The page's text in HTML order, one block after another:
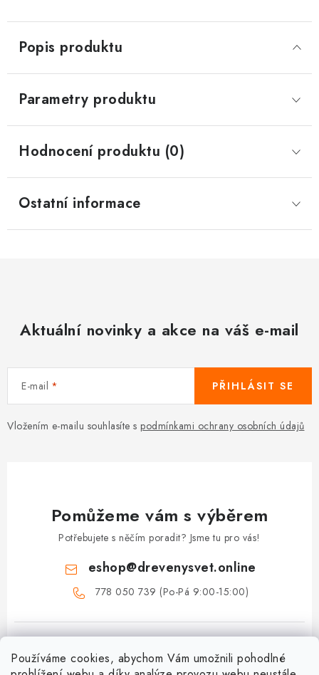
Používáme cookies, abychom Vám umožnili pohodlné
Popis produktu
Parametry produktu
Hodnocení produktu (0)
Ostatní informace
Aktuální novinky a akce na váš e-mail
E-mail
Vložením e-mailu souhlasíte s podmínkami ochrany osobních údajů
PŘIHLÁSIT SE
Pomůžeme vám s výběrem
Potřebujete s něčím poradit? Jsme tu pro vás!
eshop@drevenysvet.online
778 050 739 (Po-Pá 9:00-15:00)